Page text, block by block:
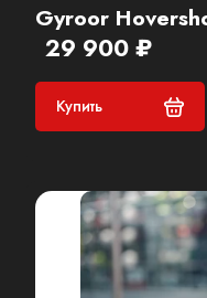
Gyroor
29 900 ₽
Купить